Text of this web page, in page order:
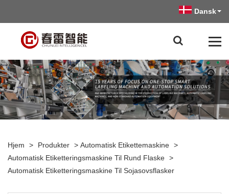
Dansk
Hjem > Produkter > Automatisk Etikettemaskine >
Automatisk Etiketteringsmaskine Til Rund Flaske >
Automatisk Etiketteringsmaskine Til Sojasovsflasker